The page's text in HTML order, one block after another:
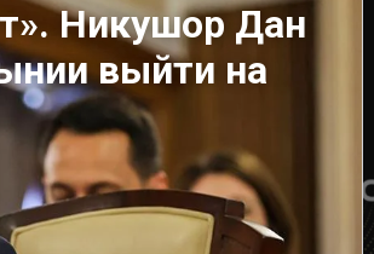
Никушор Дан
выйти на